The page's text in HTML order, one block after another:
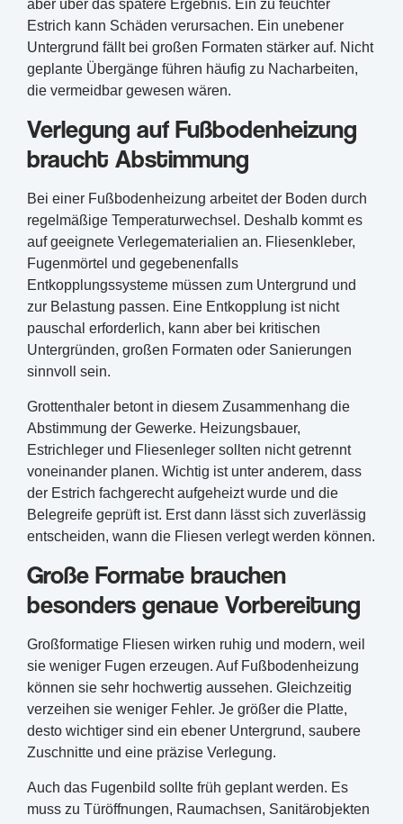
aber über das spätere Ergebnis. Ein zu feuchter
Estrich kann Schäden verursachen. Ein unebener
Untergrund fällt bei großen Formaten stärker auf. Nicht
geplante Übergänge führen häufig zu Nacharbeiten,
die vermeidbar gewesen wären.
Verlegung auf Fußbodenheizung
braucht Abstimmung
Bei einer Fußbodenheizung arbeitet der Boden durch
regelmäßige Temperaturwechsel. Deshalb kommt es
auf geeignete Verlegematerialien an. Fliesenkleber,
Fugenmörtel und gegebenenfalls
Entkopplungssysteme müssen zum Untergrund und
zur Belastung passen. Eine Entkopplung ist nicht
pauschal erforderlich, kann aber bei kritischen
Untergründen, großen Formaten oder Sanierungen
sinnvoll sein.
Grottenthaler betont in diesem Zusammenhang die
Abstimmung der Gewerke. Heizungsbauer,
Estrichleger und Fliesenleger sollten nicht getrennt
voneinander planen. Wichtig ist unter anderem, dass
der Estrich fachgerecht aufgeheizt wurde und die
Belegreife geprüft ist. Erst dann lässt sich zuverlässig
entscheiden, wann die Fliesen verlegt werden können.
Große Formate brauchen
besonders genaue Vorbereitung
Großformatige Fliesen wirken ruhig und modern, weil
sie weniger Fugen erzeugen. Auf Fußbodenheizung
können sie sehr hochwertig aussehen. Gleichzeitig
verzeihen sie weniger Fehler. Je größer die Platte,
desto wichtiger sind ein ebener Untergrund, saubere
Zuschnitte und eine präzise Verlegung.
Auch das Fugenbild sollte früh geplant werden. Es
muss zu Türöffnungen, Raumachsen, Sanitärobjekten